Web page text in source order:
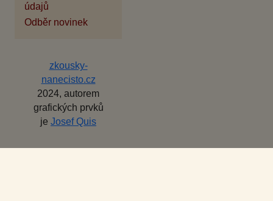
údajů
Odběr novinek
zkousky-
nanecisto.cz
2024, autorem
grafických prvků
je Josef Quis